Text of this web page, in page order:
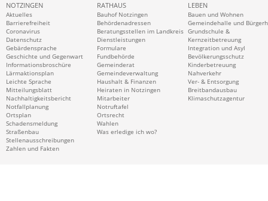
NOTZINGEN
Aktuelles
Barrierefreiheit
Coronavirus
Datenschutz
Gebärdensprache
Geschichte und Gegenwart
Informationsbroschüre
Lärmaktionsplan
Leichte Sprache
Mitteilungsblatt
Nachhaltigkeitsbericht
Notfallplanung
Ortsplan
Schadensmeldung
Straßenbau
Stellenausschreibungen
Zahlen und Fakten
RATHAUS
Bauhof Notzingen
Behördenadressen
Beratungsstellen im Landkreis
Dienstleistungen
Formulare
Fundbehörde
Gemeinderat
Gemeindeverwaltung
Haushalt & Finanzen
Heiraten in Notzingen
Mitarbeiter
Notruftafel
Ortsrecht
Wahlen
Was erledige ich wo?
LEBEN
Bauen und Wohnen
Gemeindehalle und
Grundschule &
Kernzeitbetreuung
Integration und Asyl
Bevölkerungsschutz
Kinderbetreuung
Nahverkehr
Ver- & Entsorgung
Breitbandausbau
Klimaschutzagentur